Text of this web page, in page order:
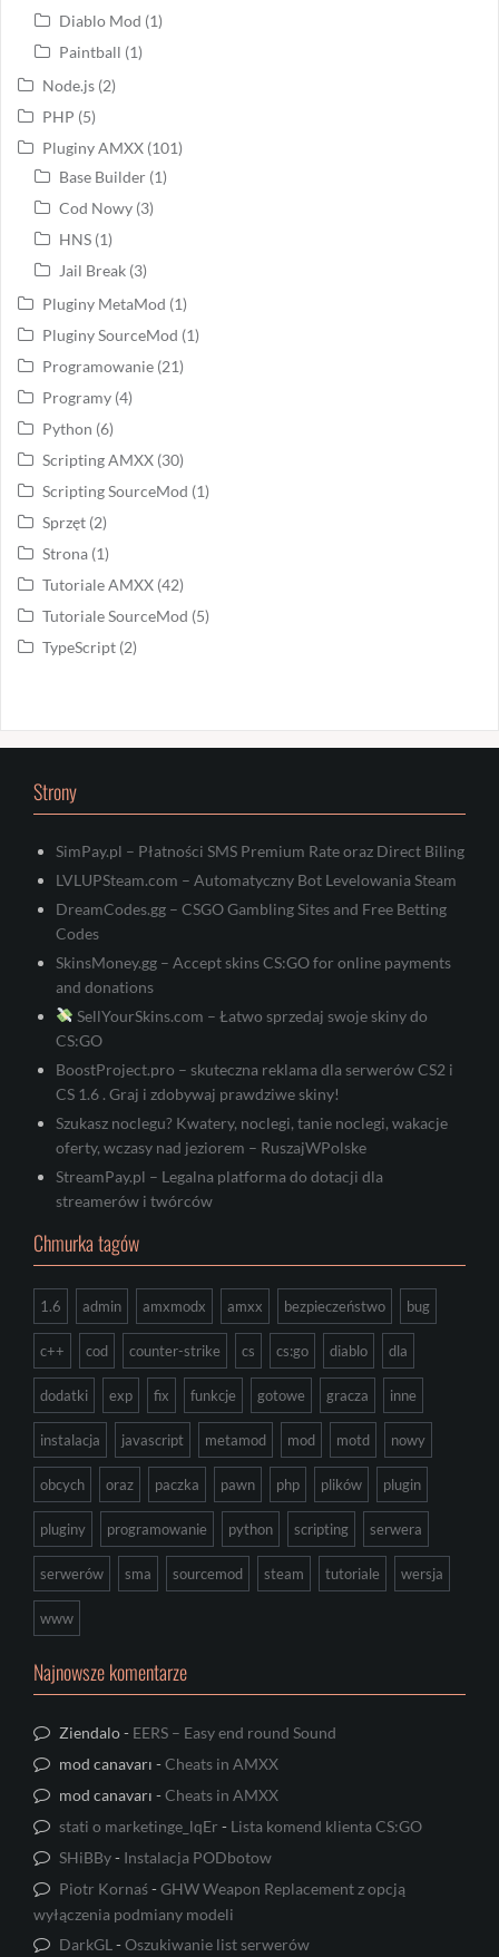
Diablo Mod (1)
Paintball (1)
Node.js (2)
PHP (5)
Pluginy AMXX (101)
Base Builder (1)
Cod Nowy (3)
HNS (1)
Jail Break (3)
Pluginy MetaMod (1)
Pluginy SourceMod (1)
Programowanie (21)
Programy (4)
Python (6)
Scripting AMXX (30)
Scripting SourceMod (1)
Sprzęt (2)
Strona (1)
Tutoriale AMXX (42)
Tutoriale SourceMod (5)
TypeScript (2)
Strony
SimPay.pl – Płatności SMS Premium Rate oraz Direct Biling
LVLUPSteam.com – Automatyczny Bot Levelowania Steam
DreamCodes.gg – CSGO Gambling Sites and Free Betting
Codes
SkinsMoney.gg – Accept skins CS:GO for online payments
and donations
SellYourSkins.com – Łatwo sprzedaj swoje skiny do
CS:GO
BoostProject.pro – skuteczna reklama dla serwerów CS2 i
CS 1.6 . Graj i zdobywaj prawdziwe skiny!
Szukasz noclegu? Kwatery, noclegi, tanie noclegi, wakacje
oferty, wczasy nad jeziorem – RuszajWPolske
StreamPay.pl – Legalna platforma do dotacji dla
streamerów i twórców
Chmurka tagów
1.6 admin amxmodx amxx bezpieczeństwo bug
c++ cod counter-strike cs cs:go diablo dla
dodatki exp fix funkcje gotowe gracza inne
instalacja javascript metamod mod motd nowy
obcych oraz paczka pawn php plików plugin
pluginy programowanie python scripting serwera
serwerów sma sourcemod steam tutoriale wersja
www
Najnowsze komentarze
Ziendalo- EERS – Easy end round Sound
mod canavarı -Cheats in AMXX
mod canavarı -Cheats in AMXX
stati o marketinge_lqEr - Lista komend klienta CS:GO
SHiBBy- Instalacja PODbotow
Piotr Kornaś-GHW Weapon Replacement z opcją
wyłączenia podmiany modeli
DarkGL -Oszukiwanie list serwerów